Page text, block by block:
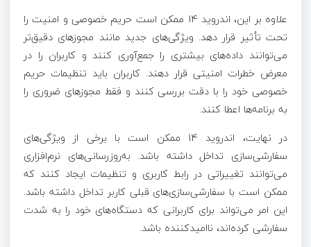
علاوه بر این، اندروید 14 ممکن است حریم خصوصی و امنیت را
تحت تأثیر قرار دهد. ویژگی‌های جدید مانند مجوزهای دقیق‌تر
می‌توانند داده‌های بیشتری را جمع‌آوری کنند و کاربران را در
معرض خطرات امنیتی قرار دهند. کاربران باید تنظیمات حریم
خصوصی خود را با دقت بررسی کنند و فقط مجوزهای ضروری را
به برنامه‌ها اعطا کنند.
در نهایت، اندروید 14 ممکن است با برخی از ویژگی‌های
سفارشی‌سازی تداخل داشته باشد. به‌روزرسانی‌های نرم‌افزاری
می‌توانند تغییراتی در رابط کاربری و تنظیمات ایجاد کنند که
ممکن است با سفارشی‌سازی‌های قبلی کاربر تداخل داشته باشد.
این امر می‌تواند برای کاربرانی که دستگاه‌های خود را به شدت
سفارشی کرده‌اند، ناامیدکننده باشد.